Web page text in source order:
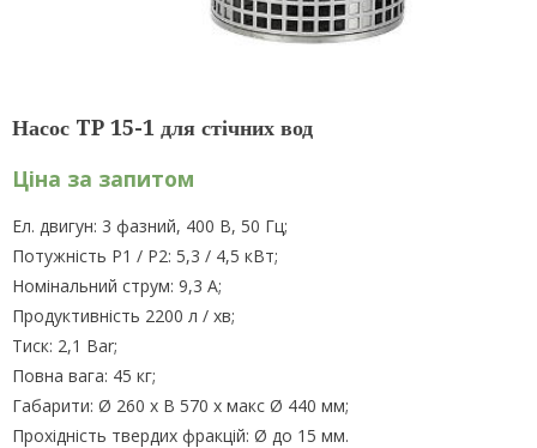
Насос TP 15-1 для стічних вод
Ціна за запитом
Ел. двигун: 3 фазний, 400 В, 50 Гц;
Потужність Р1 / Р2: 5,3 / 4,5 кВт;
Номінальний струм: 9,3 А;
Продуктивність 2200 л / хв;
Тиск: 2,1 Bar;
Повна вага: 45 кг;
Габарити: Ø 260 х В 570 х макс Ø 440 мм;
Прохідність твердих фракцій: Ø до 15 мм.